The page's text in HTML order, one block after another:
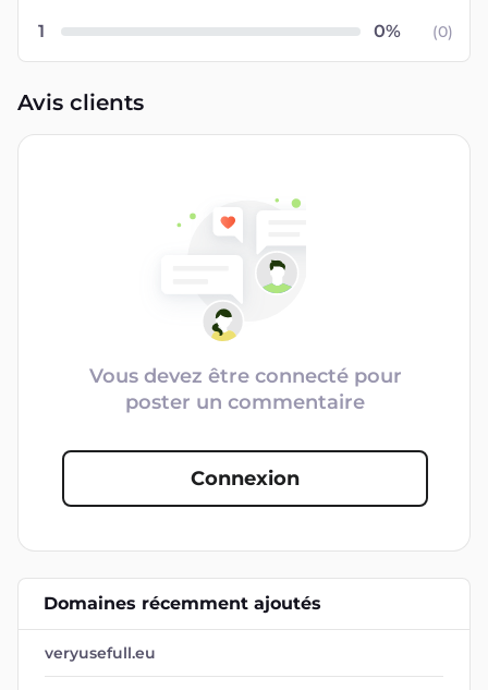
1 (0)
Avis clients
Vous devez être connecté pour
poster un commentaire
Connexion
Domaines récemment ajoutés
veryusefull.eu